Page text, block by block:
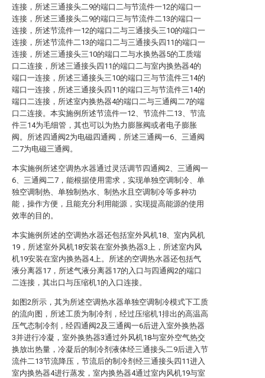
连接，所述三通接头二9的端口二与节流件一12的端口一
连接，所述三通接头二9的端口三与节流件二13的端口一
连接，所述节流件一12的端口二与三通接头三10的端口一
连接，所述节流件二13的端口二与三通接头四11的端口一
连接，所述三通接头三10的端口二与水换热器5的工质端
口二连接，所述三通接头四11的端口二与室内换热器4的
端口一连接，所述三通接头三10的端口三与节流件三14的
端口一连接，所述三通接头四11的端口三与节流件三14的
端口二连接，所述室内换热器4的端口二与三通阀二7的端
口二连接。本实施例所述节流件一12、节流件二13、节流
件三14为毛细管，其也可以为热力膨胀阀或者电子膨胀
阀。所述四通阀2为电磁四通阀，所述三通阀一6、三通阀
二7为电磁三通阀。
本实施例所述空调热水器通过灵活调节四通阀2、三通阀一
6、三通阀二7，能根据使用需求，实现单独空调制冷、单
独空调制热、单独制热水、制热水且空调制冷等多种功
能，操作方便，且能充分利用能源，实现提高能源的使用
效率的目的。
本实施例所述的空调热水器还包括室外风机18、室内风机
19，所述室外风机18安装在室外换热器3上，所述室内风
机19安装在室内换热器4上。所述的空调热水器还包括气
液分离器17，所述气液分离器17的入口与四通阀2的端口
二连接，其出口与压缩机1的入口连接。
如图2所示，其为所述空调热水器单独空调制冷模式下工质
的流向图，所述工质为制冷剂，经过压缩机1排出的高温高
压气态制冷剂，经四通阀2及三通阀一6后进入室外换热器
3并进行冷凝，室外换热器3通过外风机18与室外空气热交
换放出热量，冷凝后的制冷剂液体经三通接头二9后进入节
流件二13节流降压，节流后的制冷剂经三通接头四11进入
室内换热器4进行蒸发，室内换热器4通过室内风机19与室